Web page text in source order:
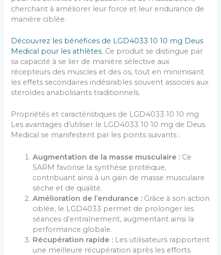
cherchant à améliorer leur force et leur endurance de
manière ciblée.
Découvrez les bénéfices de LGD4033 10 10 mg Deus
Medical pour les athlètes. Ce produit se distingue par
sa capacité à se lier de manière sélective aux
récepteurs des muscles et des os, tout en minimisant
les effets secondaires indésirables souvent associés aux
stéroïdes anabolisants traditionnels.
Propriétés et caractéristiques de LGD4033 10 10 mg
Les avantages d’utiliser le LGD4033 10 10 mg de Deus
Medical se manifestent par les points suivants :
Augmentation de la masse musculaire : Ce
SARM favorise la synthèse protéique,
contribuant ainsi à un gain de masse musculaire
sèche et de qualité.
Amélioration de l’endurance : Grâce à son action
ciblée, le LGD4033 permet de prolonger les
séances d’entraînement, augmentant ainsi la
performance globale.
Récupération rapide : Les utilisateurs rapportent
une meilleure récupération après les efforts